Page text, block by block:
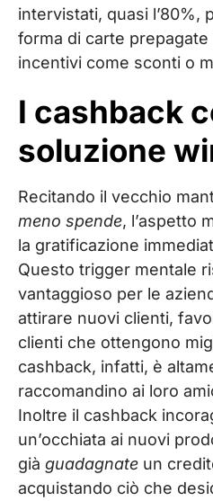
intervistati, quasi l’80%,
forma di carte
incentivi come sconti o
I cashback
soluzione
Recitando il vecchio
meno spende, l’aspetto
la gratificazione
Questo trigger mentale
vantaggioso per le
attirare nuovi clienti,
clienti che ottengono
cashback, infatti, è
raccomandino ai loro
Inoltre il cashback
un’occhiata ai nuovi
già guadagnate un
acquistando ciò che